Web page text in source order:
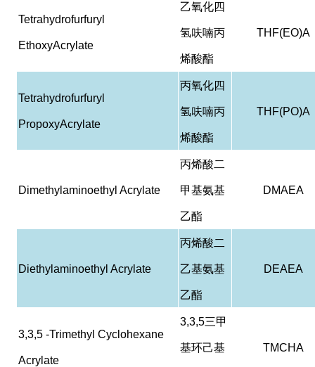
Tetrahydrofurfuryl
EthoxyAcrylate
乙氧化四
氢呋喃丙
烯酸酯
THF(EO)A
Tetrahydrofurfuryl
PropoxyAcrylate
丙氧化四
氢呋喃丙
烯酸酯
THF(PO)A
Dimethylaminoethyl Acrylate
丙烯酸二
甲基氨基
乙酯
DMAEA
Diethylaminoethyl Acrylate
丙烯酸二
乙基氨基
乙酯
DEAEA
3,3,5 -Trimethyl Cyclohexane
Acrylate
3,3,5三甲
基环己基 TMCHA